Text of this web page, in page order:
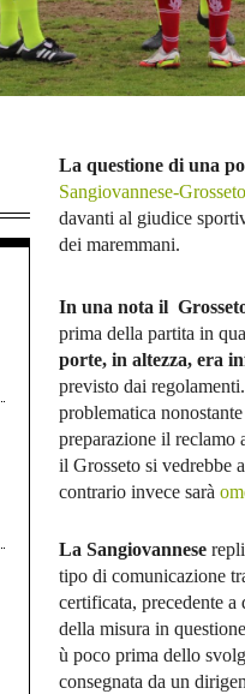
La questione di una
Sangiovannese-
davanti al giudice
dei maremmani.
In una nota il
prima della partita in
porte, in altezza, era
previsto dai
problematica
preparazione il reclamo
il Grosseto si vedrebbe
contrario invece sarà
La Sangiovannese
tipo di comunicazione
certificata, precedente
della misura in
ù poco prima dello
consegnata da un